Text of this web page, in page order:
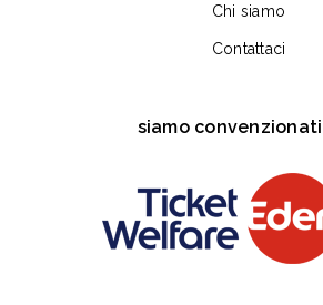
Chi siamo
Contattaci
siamo